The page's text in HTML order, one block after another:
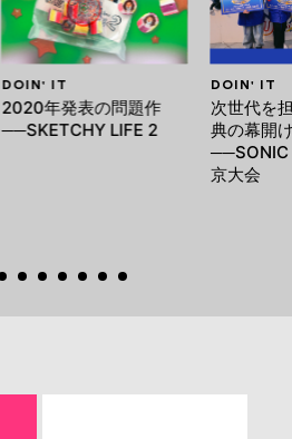
DOIN' IT
2020年発表の問題作
──SKETCHY LIFE 2
DOIN' IT
次世代を
典の幕開
──SONIC
京大会